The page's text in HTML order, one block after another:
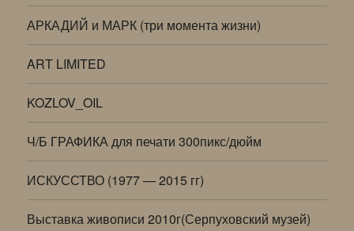
АРКАДИЙ и МАРК (три момента жизни)
ART LIMITED
KOZLOV_OIL
Ч/Б ГРАФИКА для печати 300пикс/дюйм
ИСКУССТВО (1977 — 2015 гг)
Выставка живописи 2010г(Серпуховский музей)